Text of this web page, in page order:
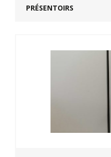
PRÉSENTOIRS